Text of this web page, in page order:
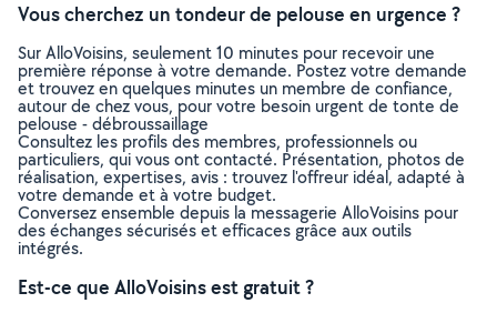
Vous cherchez un tondeur de pelouse en urgence ?
Sur AlloVoisins, seulement 10 minutes pour recevoir une
première réponse à votre demande. Postez votre demande
et trouvez en quelques minutes un membre de confiance,
autour de chez vous, pour votre besoin urgent de tonte de
pelouse - débroussaillage
Consultez les profils des membres, professionnels ou
particuliers, qui vous ont contacté. Présentation, photos de
réalisation, expertises, avis : trouvez l'offreur idéal, adapté à
votre demande et à votre budget.
Conversez ensemble depuis la messagerie AlloVoisins pour
des échanges sécurisés et efficaces grâce aux outils
intégrés.
Est-ce que AlloVoisins est gratuit ?